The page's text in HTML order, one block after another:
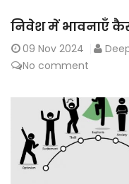
निवेश में भावनाएँ
09 Nov 2024
No comment